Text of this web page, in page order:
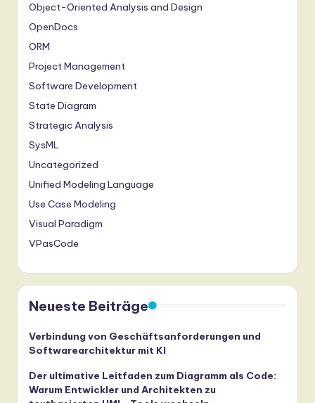
Object-Oriented Analysis and Design
OpenDocs
ORM
Project Management
Software Development
State Diagram
Strategic Analysis
SysML
Uncategorized
Unified Modeling Language
Use Case Modeling
Visual Paradigm
VPasCode
Neueste Beiträge
Verbindung von Geschäftsanforderungen und
Softwarearchitektur mit KI
Der ultimative Leitfaden zum Diagramm als Code:
Warum Entwickler und Architekten zu